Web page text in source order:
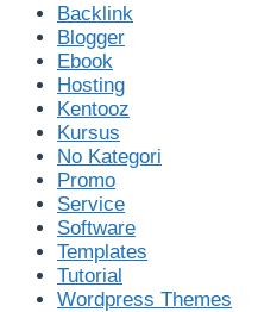
Backlink
Blogger
Ebook
Hosting
Kentooz
Kursus
No Kategori
Promo
Service
Software
Templates
Tutorial
Wordpress Themes